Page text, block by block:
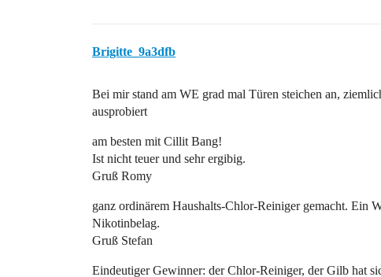
Brigitte_9a3dfb
Bei mir stand am WE grad mal Türen steichen an,
ausprobiert
am besten mit Cillit Bang!
Ist nicht teuer und sehr ergibig.
Gruß Romy
ganz ordinärem Haushalts-Chlor-Reiniger gemacht. Ein
Nikotinbelag.
Gruß Stefan
Eindeutiger Gewinner: der Chlor-Reiniger, der Gilb hat